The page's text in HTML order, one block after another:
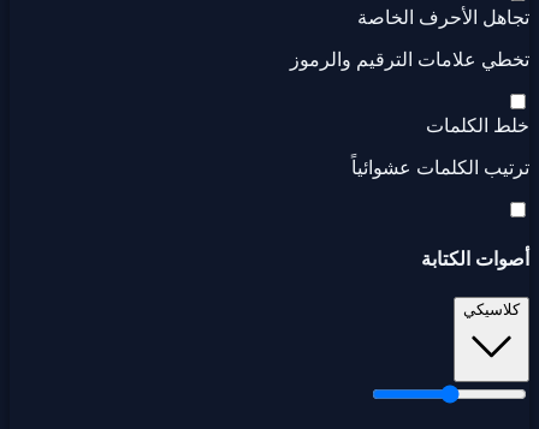
تجاهل الأحرف الخاصة
تخطي علامات الترقيم والرموز
خلط الكلمات
ترتيب الكلمات عشوائياً
أصوات الكتابة
كلاسيكي